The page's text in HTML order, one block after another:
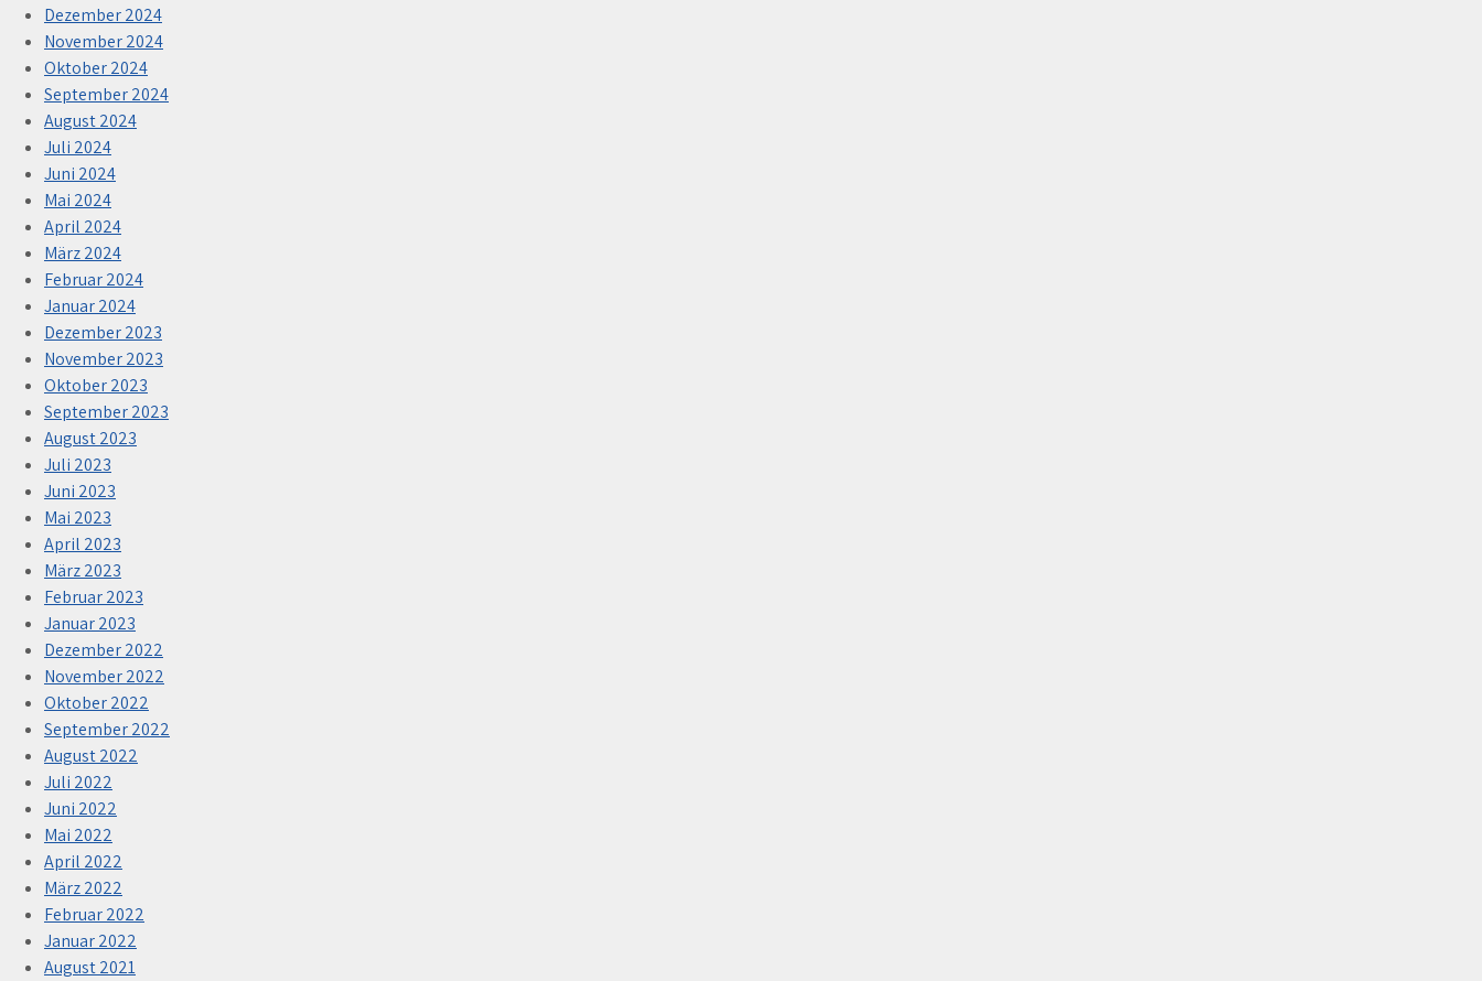
Dezember 2024
November 2024
Oktober 2024
September 2024
August 2024
Juli 2024
Juni 2024
Mai 2024
April 2024
März 2024
Februar 2024
Januar 2024
Dezember 2023
November 2023
Oktober 2023
September 2023
August 2023
Juli 2023
Juni 2023
Mai 2023
April 2023
März 2023
Februar 2023
Januar 2023
Dezember 2022
November 2022
Oktober 2022
September 2022
August 2022
Juli 2022
Juni 2022
Mai 2022
April 2022
März 2022
Februar 2022
Januar 2022
August 2021